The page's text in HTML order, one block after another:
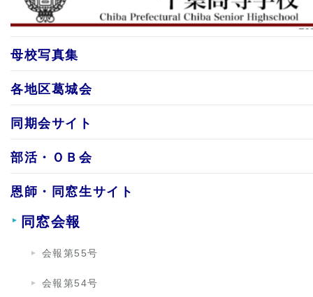
母校写真集
各地区葛城会
同期会サイト
部活・ＯＢ会
恩師・同窓生サイト
同窓会報
会報第55号
会報第54号